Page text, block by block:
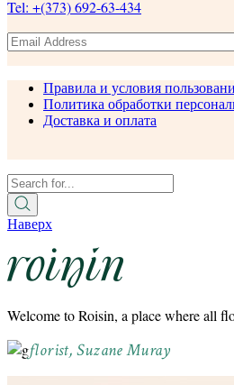
Tel: +(373) 692-63-434
Правила и условия
Политика обработки
Доставка и оплата
Наверх
Welcome to Roisin, a place where all
florist, Suzane Muray